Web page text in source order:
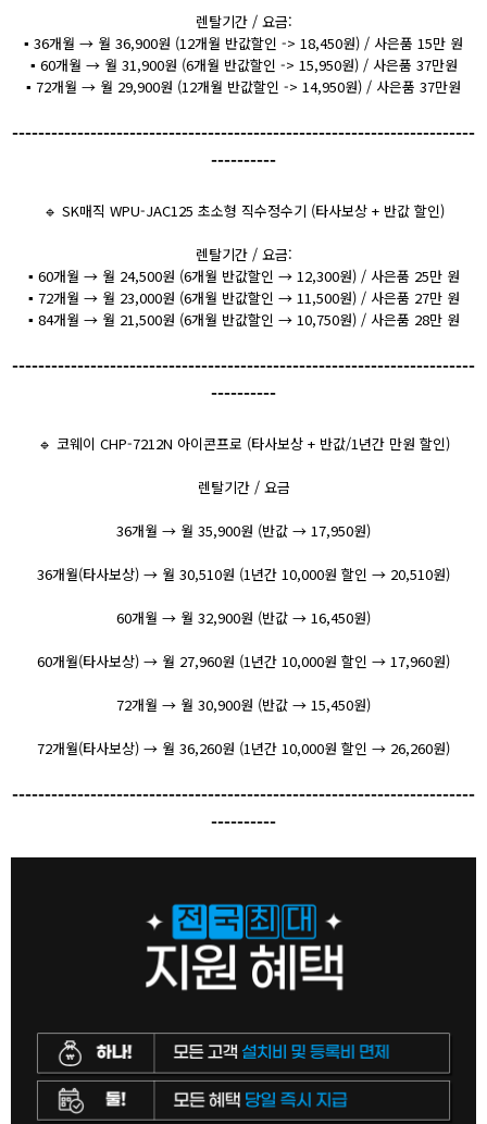
렌탈기간 / 요금:
▪️ 36개월 → 월 36,900원 (12개월 반값할인 -> 18,450원) / 사은품 15만 원
▪️ 60개월 → 월 31,900원 (6개월 반값할인 -> 15,950원) / 사은품 37만원
▪️ 72개월 → 월 29,900원 (12개월 반값할인 -> 14,950원) / 사은품 37만원
-----------------------------------------------------------------------
----------
🔹 SK매직 WPU-JAC125 초소형 직수정수기 (타사보상 + 반값 할인)
렌탈기간 / 요금:
▪️ 60개월 → 월 24,500원 (6개월 반값할인 → 12,300원) / 사은품 25만 원
▪️ 72개월 → 월 23,000원 (6개월 반값할인 → 11,500원) / 사은품 27만 원
▪️ 84개월 → 월 21,500원 (6개월 반값할인 → 10,750원) / 사은품 28만 원
-----------------------------------------------------------------------
----------
🔹 코웨이 CHP-7212N 아이콘프로 (타사보상 + 반값/1년간 만원 할인)
렌탈기간 / 요금
36개월 → 월 35,900원 (반값 → 17,950원)
36개월(타사보상) → 월 30,510원 (1년간 10,000원 할인 → 20,510원)
60개월 → 월 32,900원 (반값 → 16,450원)
60개월(타사보상) → 월 27,960원 (1년간 10,000원 할인 → 17,960원)
72개월 → 월 30,900원 (반값 → 15,450원)
72개월(타사보상) → 월 36,260원 (1년간 10,000원 할인 → 26,260원)
-----------------------------------------------------------------------
----------